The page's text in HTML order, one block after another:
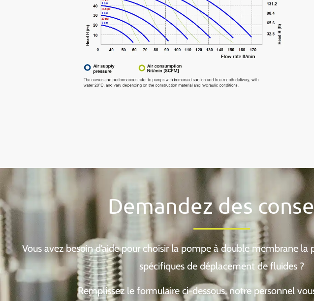
Demandez des
Vous avez besoin d’aide pour choisir la pompe à double membrane la
spécifiques de déplacement de fluides ?
Remplissez le formulaire ci-dessous, notre personnel